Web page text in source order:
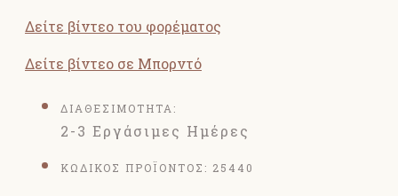
Δείτε βίντεο του φορέματος
Δείτε βίντεο σε Μπορντό
ΔΙΑΘΕΣΙΜΟΤΗΤΑ:
2-3 Εργάσιμες Ημέρες
ΚΩΔΙΚΟΣ ΠΡΟΪΟΝΤΟΣ: 25440